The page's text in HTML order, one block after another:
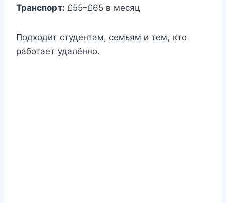
Транспорт: £55–£65 в месяц
Подходит студентам, семьям и тем, кто
работает удалённо.